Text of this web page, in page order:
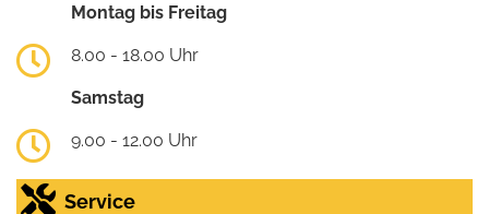
Montag bis Freitag
8.00 - 18.00 Uhr
Samstag
9.00 - 12.00 Uhr
Service